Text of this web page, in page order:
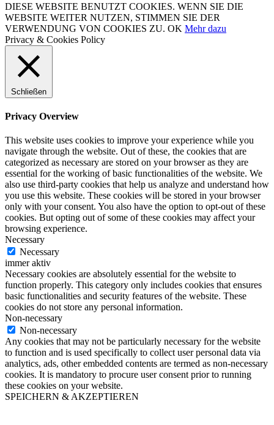
DIESE WEBSITE BENUTZT COOKIES. WENN SIE DIE
WEBSITE WEITER NUTZEN, STIMMEN SIE DER
VERWENDUNG VON COOKIES ZU. OK Mehr dazu
Privacy & Cookies Policy
Schließen
Privacy Overview
This website uses cookies to improve your experience while you
navigate through the website. Out of these, the cookies that are
categorized as necessary are stored on your browser as they are
essential for the working of basic functionalities of the website. We
also use third-party cookies that help us analyze and understand how
you use this website. These cookies will be stored in your browser
only with your consent. You also have the option to opt-out of these
cookies. But opting out of some of these cookies may affect your
browsing experience.
Necessary
Necessary
immer aktiv
Necessary cookies are absolutely essential for the website to
function properly. This category only includes cookies that ensures
basic functionalities and security features of the website. These
cookies do not store any personal information.
Non-necessary
Non-necessary
Any cookies that may not be particularly necessary for the website
to function and is used specifically to collect user personal data via
analytics, ads, other embedded contents are termed as non-necessary
cookies. It is mandatory to procure user consent prior to running
these cookies on your website.
SPEICHERN & AKZEPTIEREN